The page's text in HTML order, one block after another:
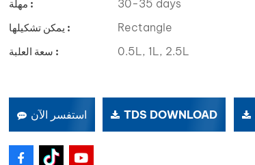
مهلة : 30-35 days
يمكن تشكيلها : Rectangle
سعة العلبة : 0.5L, 1L, 2.5L
استفسر الآن TDS DOWNLOAD